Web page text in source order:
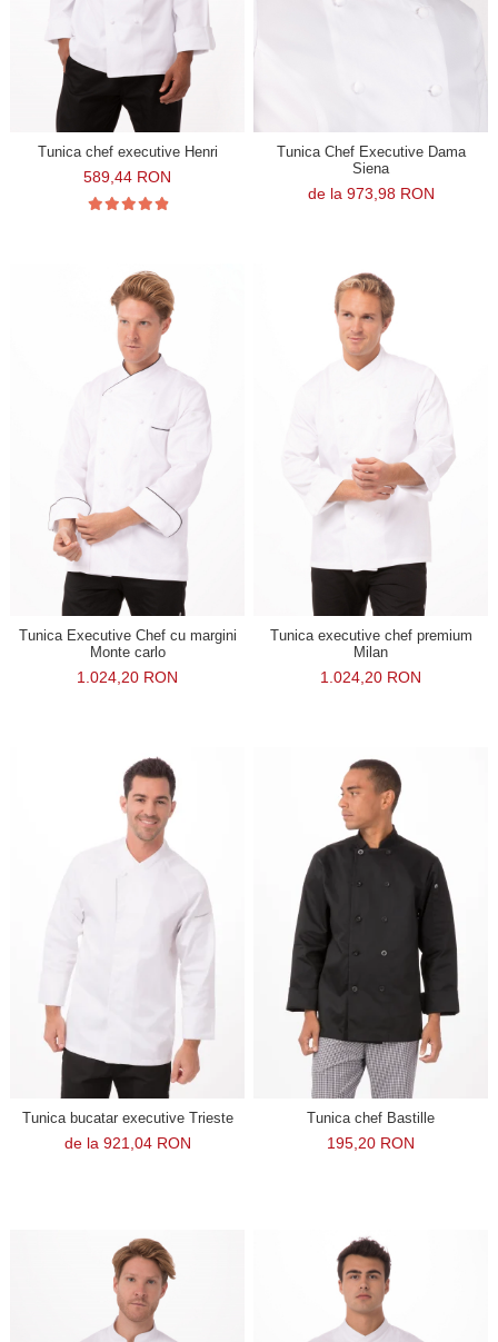
Tunica chef executive Henri
589,44 RON
Tunica Chef Executive Dama
Siena
de la 973,98 RON
Tunica Executive Chef cu margini
Monte carlo
1.024,20 RON
Tunica executive chef premium
Milan
1.024,20 RON
Tunica bucatar executive Trieste
de la 921,04 RON
Tunica chef Bastille
195,20 RON